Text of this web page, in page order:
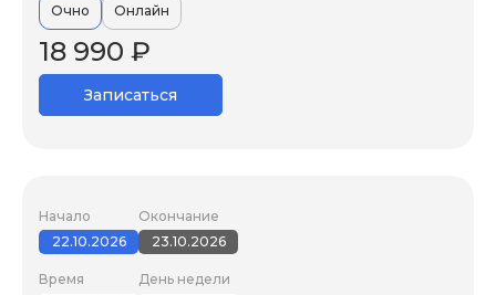
Очно
Онлайн
18 990 ₽
Записаться
Начало
22.10.2026
Окончание
23.10.2026
Время
День недели